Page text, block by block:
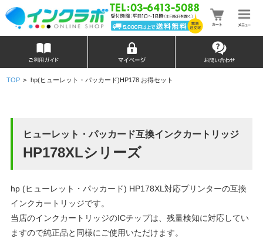
TOP > hp(ヒューレット・パッカード)HP178 お得セット
ヒューレット・パッカード互換インクカートリッジ
HP178XLシリーズ
hp (ヒューレット・パッカード) HP178XL対応プリンターの互換
インクカートリッジです。
当店のインクカートリッジのICチップは、残量検知に対応してい
ますので純正品と同様にご使用いただけます。